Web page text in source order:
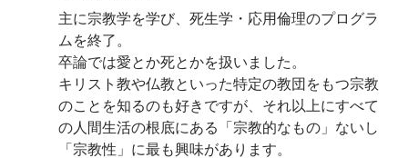
主に宗教学を学び、死生学・応用倫理のプログラ
ムを終了。
卒論では愛とか死とかを扱いました。
キリスト教や仏教といった特定の教団をもつ宗教
のことを知るのも好きですが、それ以上にすべて
の人間生活の根底にある「宗教的なもの」ないし
「宗教性」に最も興味があります。